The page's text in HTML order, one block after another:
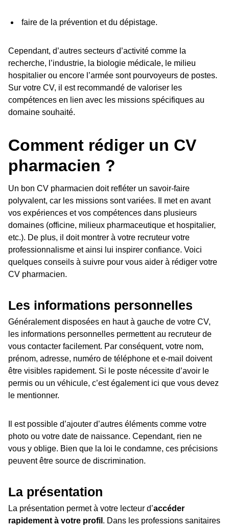
faire de la prévention et du dépistage.
Cependant, d’autres secteurs d’activité comme la
recherche, l’industrie, la biologie médicale, le milieu
hospitalier ou encore l’armée sont pourvoyeurs de postes.
Sur votre CV, il est recommandé de valoriser les
compétences en lien avec les missions spécifiques au
domaine souhaité.
Comment rédiger un CV
pharmacien ?
Un bon CV pharmacien doit refléter un savoir-faire
polyvalent, car les missions sont variées. Il met en avant
vos expériences et vos compétences dans plusieurs
domaines (officine, milieux pharmaceutique et hospitalier,
etc.). De plus, il doit montrer à votre recruteur votre
professionnalisme et ainsi lui inspirer confiance. Voici
quelques conseils à suivre pour vous aider à rédiger votre
CV pharmacien.
Les informations personnelles
Généralement disposées en haut à gauche de votre CV,
les informations personnelles permettent au recruteur de
vous contacter facilement. Par conséquent, votre nom,
prénom, adresse, numéro de téléphone et e-mail doivent
être visibles rapidement. Si le poste nécessite d’avoir le
permis ou un véhicule, c’est également ici que vous devez
le mentionner.
Il est possible d’ajouter d’autres éléments comme votre
photo ou votre date de naissance. Cependant, rien ne
vous y oblige. Bien que la loi le condamne, ces précisions
peuvent être source de discrimination.
La présentation
La présentation permet à votre lecteur d’accéder
rapidement à votre profil . Dans les professions sanitaires